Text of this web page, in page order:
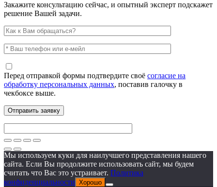
Закажите консультацию сейчас, и опытный эксперт подскажет
решение Вашей задачи.
Перед отправкой формы подтвердите своё согласие на
обработку персональных данных, поставив галочку в
чекбоксе выше.
Мы используем куки для наилучшего представления нашего
сайта. Если Вы продолжите использовать сайт, мы будем
считать что Вас это устраивает. Политика
конфиденциальности Хорошо